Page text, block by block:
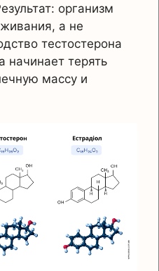
организм
а не
тестостерона
начинает терять
массу и